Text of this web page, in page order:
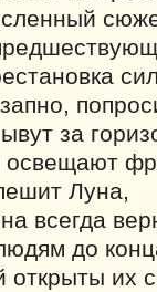
за
освещают
Луна,
всегда
до
их